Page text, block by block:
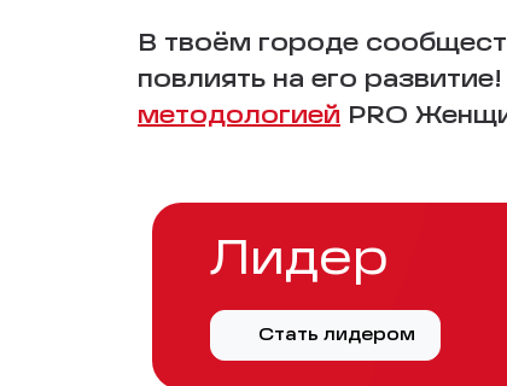
В твоём городе
повлиять на его
методологией PRO
Лидер
Стать лидером